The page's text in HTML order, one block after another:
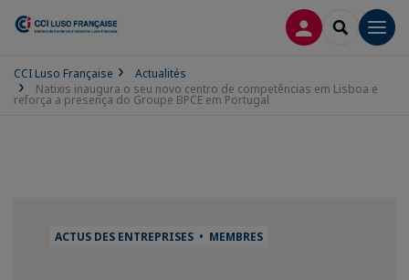
CONNEXION
CCI Luso Française
Actualités
Natixis inaugura o seu novo centro de competências em Lisboa e
reforça a presença do Groupe BPCE em Portugal
ACTUS DES ENTREPRISES • MEMBRES